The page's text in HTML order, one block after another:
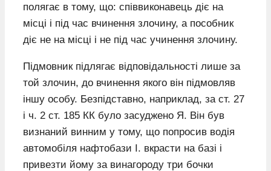
полягає в тому, що: співвиконавець діє на
місці і під час вчинення злочину, а пособник
діє не на місці і не під час учинення злочину.
Підмовник підлягає відповідальності лише за
той злочин, до вчинення якого він підмовляв
іншу особу. Безпідставно, наприклад, за ст. 27
і ч. 2 ст. 185 КК було засуджено Я. Він був
визнаний винним у тому, що попросив водія
автомобіля нафтобази І. вкрасти на базі і
привезти йому за винагороду три бочки